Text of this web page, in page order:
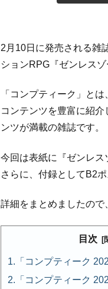
2月10日に発売される雑
ションRPG『ゼンレス
「コンプティーク」と
コンテンツを豊富に紹
ンツが満載の雑誌です。
今回は表紙に『ゼンレス
さらに、付録としてB2
詳細をまとめましたので
目次
「コンプティーク
「コンプティーク